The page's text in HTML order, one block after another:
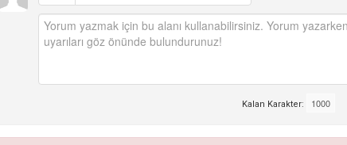
Kalan Karakter: